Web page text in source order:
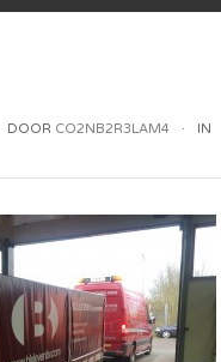
DOOR CO2NB2R3LAM4 IN